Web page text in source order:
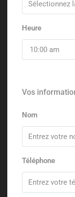
Heure
10:00 am
Vos
Nom
Téléphone